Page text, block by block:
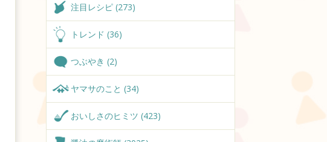
注目レシピ (273)
トレンド (36)
つぶやき (2)
ヤマサのこと (34)
おいしさのヒミツ (423)